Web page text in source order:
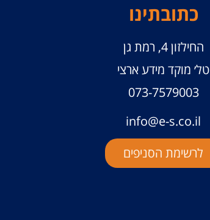
כתובתינו
החילזון 4, רמת גן
טל׳ מוקד מידע ארצי
073-7579003
info@e-s.co.il
לרשימת הסניפים